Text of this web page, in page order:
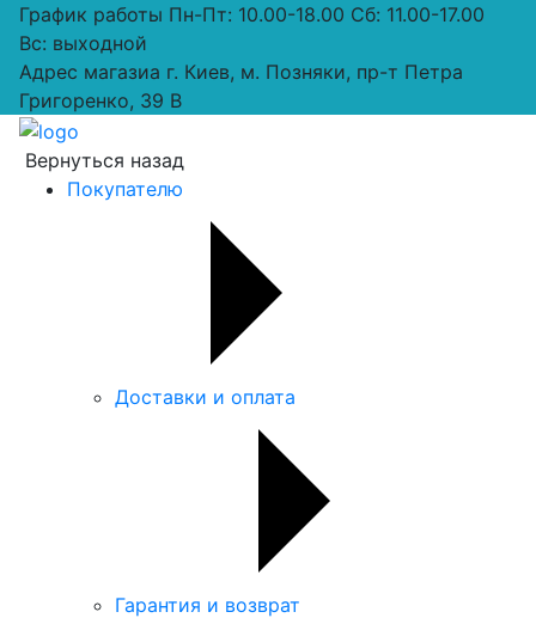
График работы Пн-Пт: 10.00-18.00 Сб: 11.00-17.00
Вс: выходной
Адрес магазиа г. Киев, м. Позняки, пр-т Петра
Григоренко, 39 В
Вернуться назад
Покупателю
Доставки и оплата
Гарантия и возврат